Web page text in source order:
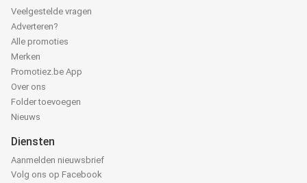
Veelgestelde vragen
Adverteren?
Alle promoties
Merken
Promotiez.be App
Over ons
Folder toevoegen
Nieuws
Diensten
Aanmelden nieuwsbrief
Volg ons op Facebook